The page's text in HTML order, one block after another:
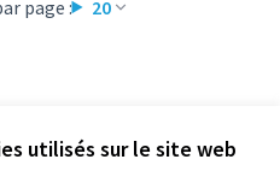
utilisés sur le site web
page : 20